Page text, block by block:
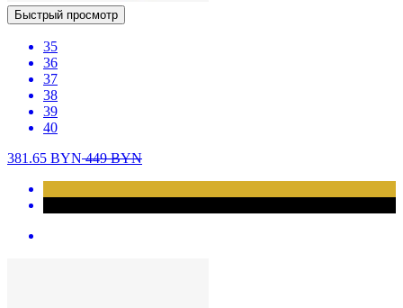
Быстрый просмотр
35
36
37
38
39
40
381.65 BYN449BYN